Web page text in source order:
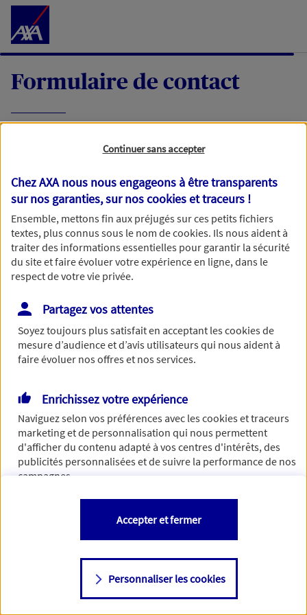
Accéder au Contenu
Formulaire de contact
demande, nous vous répondrons dans les
meilleurs délais par mail ou par téléphone.
Votre message :
Vous disposez de droits sur les informations vous concernant. Pour
plus d’informations,cliquez ici.
Continuer sans accepter
Chez AXA nous nous engageons à être transparents
sur nos garanties, sur noscookies et traceurs !
Ensemble, mettons fin aux préjugés sur ces petits fichiers
textes, plus connus sous le nom decookies. Ils nous aident à
traiter des informations essentielles pour garantir la sécurité
du site et faire évoluer votre expérience en ligne, dans le
respect de votre vie privée.
Partagez vos attentes
Soyez toujours plus satisfait en acceptant lescookiesde
mesure d’audience et d’avis utilisateurs qui nous aident à
faire évoluer nos offres et nos services.
Enrichissez votre expérience
Naviguez selon vos préférences avec lescookies et traceurs
marketing et de personnalisation qui nous permettent
d'afficher du contenu adapté à vos centres d'intérêts, des
publicités personnalisées et de suivre la performance de nos
campagnes.
Vous êtes libre de les accepter, de les refuser comme de
changer d'avis à tout moment en allant sur
Consulter notre politique decookies
Personnaliser les cookies
Accepter et fermer